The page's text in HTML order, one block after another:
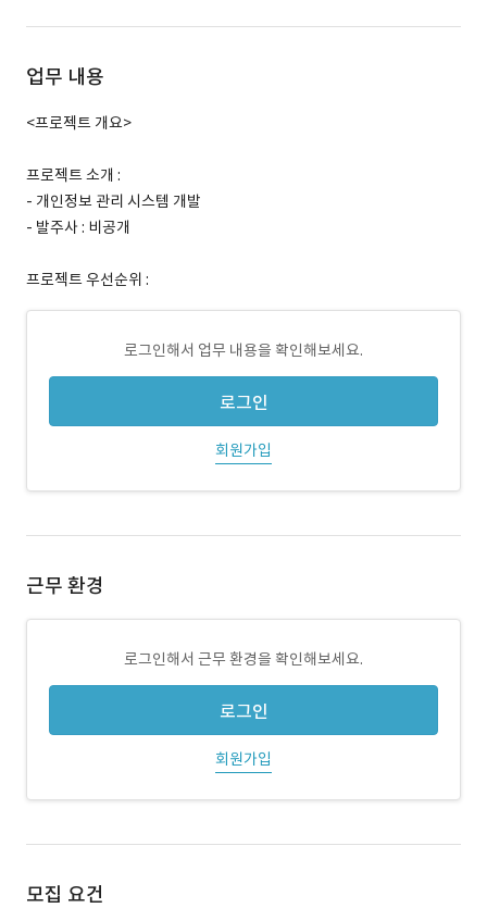
업무 내용
<프로젝트 개요>
프로젝트 소개 :
- 개인정보 관리 시스템 개발
- 발주사 : 비공개
프로젝트 우선순위 :
로그인해서 업무 내용을 확인해보세요.
로그인
회원가입
근무 환경
로그인해서 근무 환경을 확인해보세요.
로그인
회원가입
모집 요건